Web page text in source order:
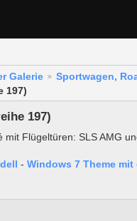
Galerie
Sportwagen,
197)
197)
Flügeltüren: SLS AMG
- Windows 7 Theme mit